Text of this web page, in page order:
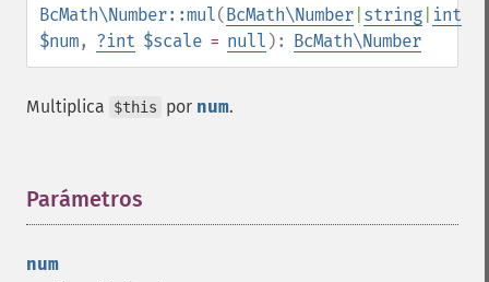
BcMath\Number::mul(BcMath\Number string int
$num, ?int $scale = null ): BcMath\Number
Multiplica $this por num.
Parámetros
num